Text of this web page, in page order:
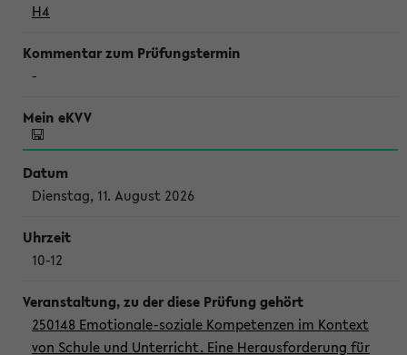
H4
-
Dienstag, 11. August 2026
10-12
250148 Emotionale-soziale Kompetenzen im Kontext
von Schule und Unterricht. Eine Herausforderung für